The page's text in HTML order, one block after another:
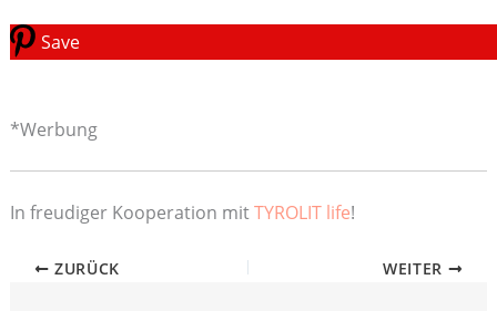
Save
*Werbung
In freudiger Kooperation mitTYROLIT life!
ZURÜCK WEITER